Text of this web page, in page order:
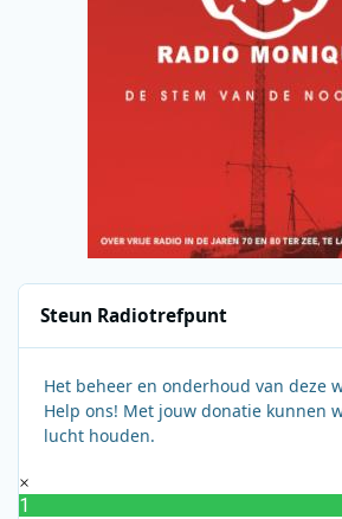
Steun Radiotrefpunt
Het beheer en onderhoud van deze
Help ons! Met jouw donatie kunnen
lucht houden.